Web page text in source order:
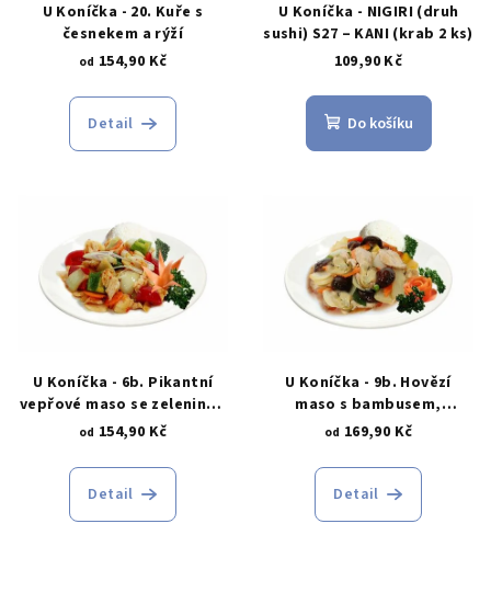
U Koníčka - 20. Kuře s
česnekem a rýží
od 154,90 Kč
Detail
U Koníčka - NIGIRI (druh
sushi) S27 – KANI (krab 2 ks)
109,90 Kč
Do košíku
U Koníčka - 6b. Pikantní
vepřové maso se zeleninou
a rýží
od 154,90 Kč
Detail
U Koníčka - 9b. Hovězí
maso s bambusem,
houbami a rýží
od 169,90 Kč
Detail